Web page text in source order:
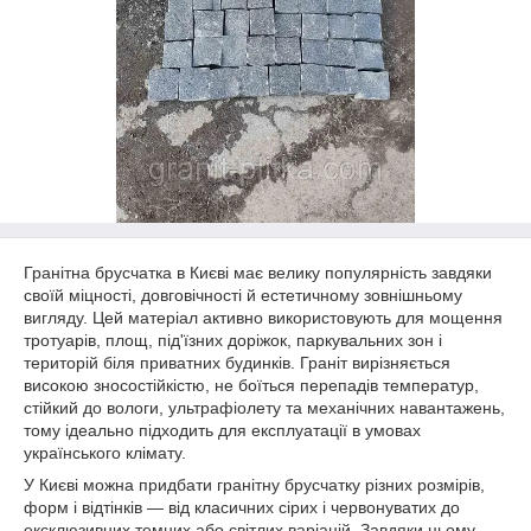
Гранітна брусчатка в Києві має велику популярність завдяки
своїй міцності, довговічності й естетичному зовнішньому
вигляду. Цей матеріал активно використовують для мощення
тротуарів, площ, під'їзних доріжок, паркувальних зон і
територій біля приватних будинків. Граніт вирізняється
високою зносостійкістю, не боїться перепадів температур,
стійкий до вологи, ультрафіолету та механічних навантажень,
тому ідеально підходить для експлуатації в умовах
українського клімату.
У Києві можна придбати гранітну брусчатку різних розмірів,
форм і відтінків — від класичних сірих і червонуватих до